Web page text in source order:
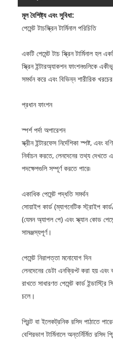
মূল বৈশিষ্ট্য এবং সুবিধা:
পেমেন্ট টাচস্ক্রিন টার্মিনাল পরিচিতি
একটি পেমেন্ট টাচ স্ক্রিন টার্মিনাল হল
স্ক্রিন ইন্টারঅ্যাকশন ফাংশনগুলিকে
সমর্থন করে এবং বিভিন্ন শারীরিক
প্রধান ফাংশন
স্পর্শ পর্দা অপারেশন
স্ক্রীন ইন্টারফেস নির্দেশিকা স্পষ্ট, এবং
নির্বাচন করতে, লেনদেনের তথ্য দেখতে
পদক্ষেপগুলি সম্পূর্ণ করতে পারে৷
একাধিক পেমেন্ট পদ্ধতি সমর্থন
সোয়াইপ কার্ড (ম্যাগনেটিক স্ট্রাইপ কার্ড/
(যেমন অ্যাপল পে) এবং স্ক্যান কোড
সামঞ্জস্যপূর্ণ।
পেমেন্ট নিরাপত্তা মনোযোগ দিন
লেনদেনের ডেটা এনক্রিপ্ট করা হয় এবং
রাখতে সাধারণত পেমেন্ট কার্ড ইন্ডাস্ট্রি
চলে।
প্রিন্ট বা ইলেকট্রনিক রসিদ পাঠাতে
বেশিরভাগ টার্মিনালে অন্তর্নির্মিত